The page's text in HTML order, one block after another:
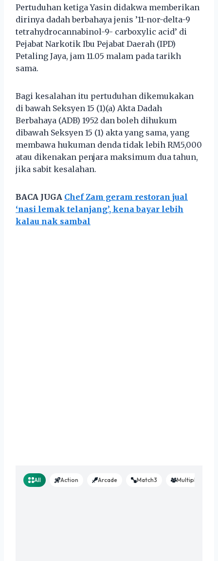
Pertuduhan ketiga Yasin didakwa memberikan
dirinya dadah berbahaya jenis ’11-nor-delta-9
tetrahydrocannabinol-9- carboxylic acid’ di
Pejabat Narkotik Ibu Pejabat Daerah (IPD)
Petaling Jaya, jam 11.05 malam pada tarikh
sama.
Bagi kesalahan itu pertuduhan dikemukakan
di bawah Seksyen 15 (1)(a) Akta Dadah
Berbahaya (ADB) 1952 dan boleh dihukum
dibawah Seksyen 15 (1) akta yang sama, yang
membawa hukuman denda tidak lebih RM5,000
atau dikenakan penjara maksimum dua tahun,
jika sabit kesalahan.
BACA JUGA Chef Zam geram restoran jual
‘nasi lemak telanjang’, kena bayar lebih
kalau nak sambal